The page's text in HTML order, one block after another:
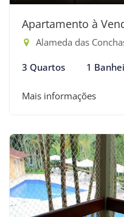
Apartamento à
Alameda das Conchas,
3 Quartos 1
Mais informações